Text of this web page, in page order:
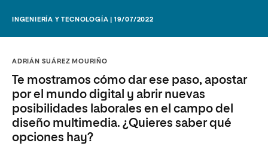
INGENIERÍA Y TECNOLOGÍA | 19/07/2022
ADRIÁN SUÁREZ MOURIÑO
Te mostramos cómo dar ese paso, apostar
por el mundo digital y abrir nuevas
posibilidades laborales en el campo del
diseño multimedia. ¿Quieres saber qué
opciones hay?